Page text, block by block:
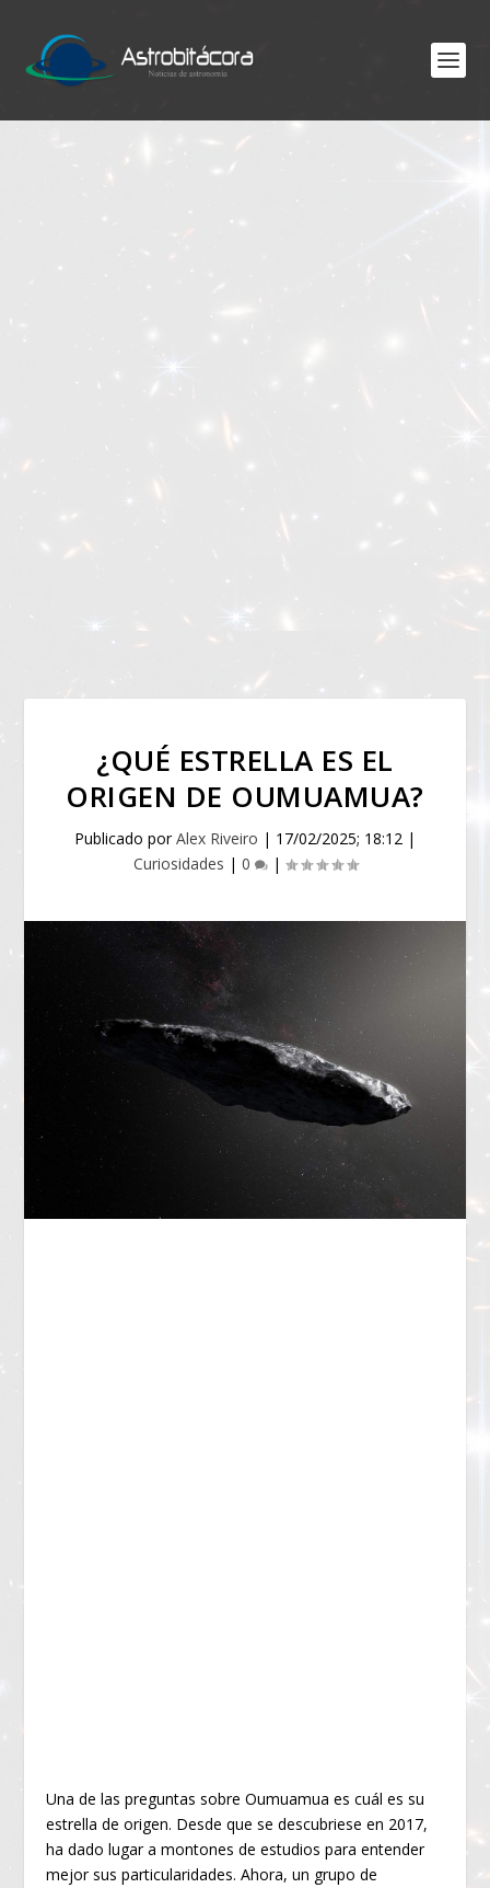
¿QUÉ ESTRELLA ES EL
ORIGEN DE OUMUAMUA?
Publicado porAlex Riveiro | 17/02/2025; 18:12 |
Curiosidades | 0 |
Una de las preguntas sobre Oumuamua es cuál es su
estrella de origen. Desde que se descubriese en 2017,
ha dado lugar a montones de estudios para entender
mejor sus particularidades. Ahora, un grupo de